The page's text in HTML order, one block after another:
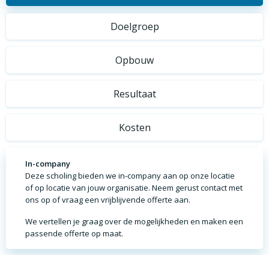
Doelgroep
Opbouw
Resultaat
Kosten
In-company
Deze scholing bieden we in-company aan op onze locatie
of op locatie van jouw organisatie. Neem gerust contact met
ons op of vraag een vrijblijvende offerte aan.
We vertellen je graag over de mogelijkheden en maken een
passende offerte op maat.